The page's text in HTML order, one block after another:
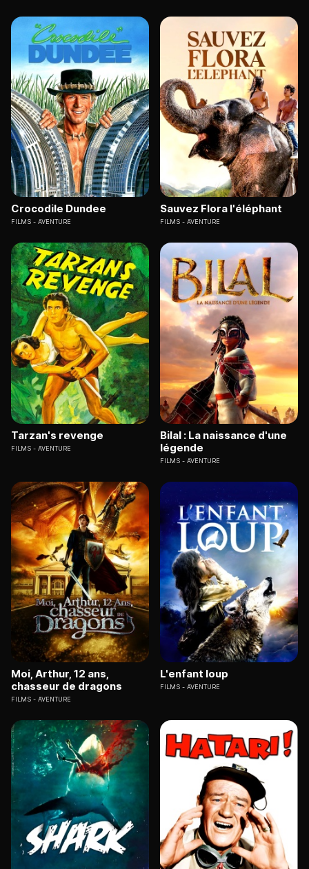
Crocodile Dundee
FILMS AVENTURE
Sauvez Flora l'éléphant
FILMS AVENTURE
Tarzan's revenge
FILMS AVENTURE
Bilal : La naissance d'une
légende
FILMS AVENTURE
Moi, Arthur, 12 ans,
chasseur de dragons
FILMS AVENTURE
L'enfant loup
FILMS AVENTURE